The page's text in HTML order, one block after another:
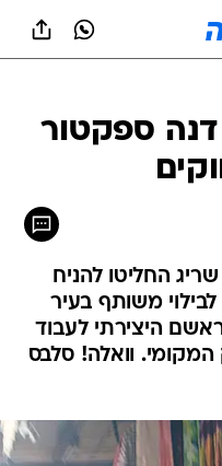
דנה ספקטור
החליטו להניח
משותף בעיר
היצירתי לעבוד
וואלה! סלבס